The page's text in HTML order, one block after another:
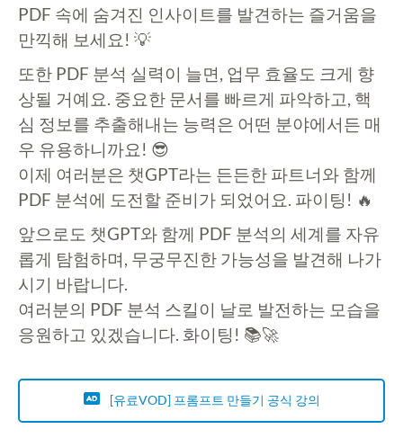
PDF 속에 숨겨진 인사이트를 발견하는 즐거움을
만끽해 보세요! 💡
또한 PDF 분석 실력이 늘면, 업무 효율도 크게 향
상될 거예요. 중요한 문서를 빠르게 파악하고, 핵
심 정보를 추출해내는 능력은 어떤 분야에서든 매
우 유용하니까요! 😎
이제 여러분은 챗GPT라는 든든한 파트너와 함께
PDF 분석에 도전할 준비가 되었어요. 파이팅! 🔥
앞으로도 챗GPT와 함께 PDF 분석의 세계를 자유
롭게 탐험하며, 무궁무진한 가능성을 발견해 나가
시기 바랍니다.
여러분의 PDF 분석 스킬이 날로 발전하는 모습을
응원하고 있겠습니다. 화이팅! 📚🚀
[유료VOD] 프롬프트 만들기 공식 강의